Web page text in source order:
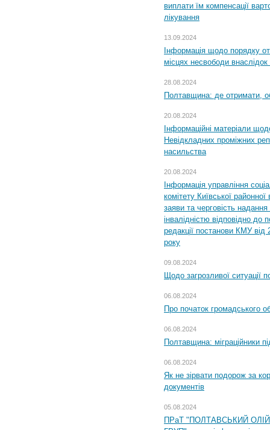
виплати їм компенсації
лікування
13.09.2024
Інформація щодо порядку
місцях несвободи внаслідок
28.08.2024
Полтавщина: де отримати,
20.08.2024
Інформаційні матеріали
Невідкладних проміжних
насильства
20.08.2024
Інформація управління
комітету Київської
заяви та черговість надання
інвалідністю відповідно
редакції постанови КМУ
року
09.08.2024
Щодо загрозливої ситуації
06.08.2024
Про початок громадського
06.08.2024
Полтавщина: міграційники
06.08.2024
Як не зірвати подорож за
документів
05.08.2024
ПРаТ "ПОЛТАВСЬКИЙ